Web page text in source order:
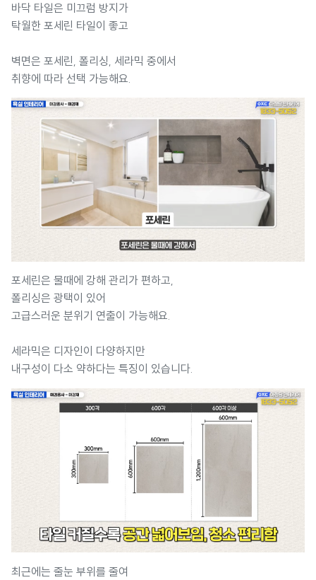
바닥 타일은 미끄럼 방지가
탁월한 포세린 타일이 좋고
벽면은 포세린, 폴리싱, 세라믹 중에서
취향에 따라 선택 가능해요.
포세린은 물때에 강해 관리가 편하고,
폴리싱은 광택이 있어
고급스러운 분위기 연출이 가능해요.
세라믹은 디자인이 다양하지만
내구성이 다소 약하다는 특징이 있습니다.
최근에는 줄눈 부위를 줄여